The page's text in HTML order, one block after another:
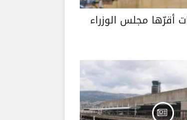
أقرّها مجلس الوزراء